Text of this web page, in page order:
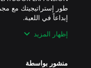
طور إستراتيجيتك مع
إظهار المزيد
منشور بواسطة